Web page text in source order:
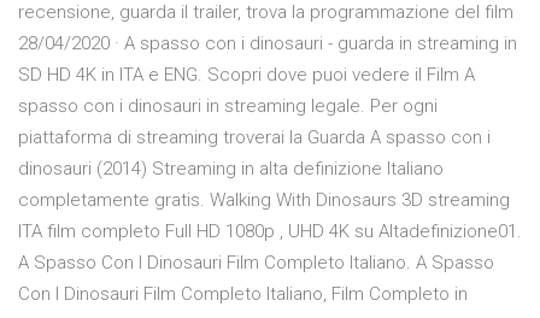
recensione, guarda il trailer, trova la programmazione del film
28/04/2020 · A spasso con i dinosauri - guarda in streaming in
SD HD 4K in ITA e ENG. Scopri dove puoi vedere il Film A
spasso con i dinosauri in streaming legale. Per ogni
piattaforma di streaming troverai la Guarda A spasso con i
dinosauri (2014) Streaming in alta definizione Italiano
completamente gratis. Walking With Dinosaurs 3D streaming
ITA film completo Full HD 1080p , UHD 4K su Altadefinizione01.
A Spasso Con I Dinosauri Film Completo Italiano. A Spasso
Con I Dinosauri Film Completo Italiano, Film Completo in